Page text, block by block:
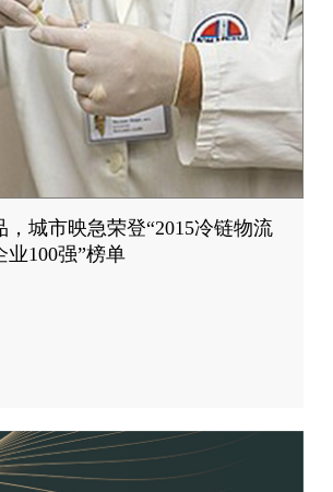
，城市映急荣登“2015冷链物流
100强”榜单